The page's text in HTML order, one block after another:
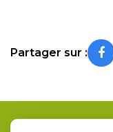
Partager sur :